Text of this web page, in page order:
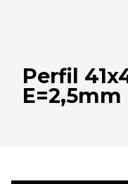
Perfil
E=2,5mm